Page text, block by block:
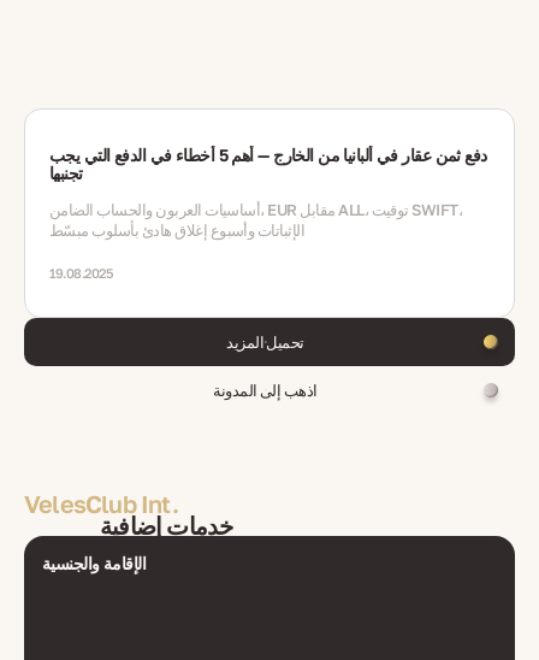
دفع ثمن عقار في ألبانيا من الخارج — أهم 5 أخطاء في الدفع التي يجب
تجنبها
أساسيات العربون والحساب الضامن، EUR مقابل ALL، توقيت SWIFT،
الإثباتات وأسبوع إغلاق هادئ بأسلوب مبسّط
19.08.2025
تحميل المزيد
اذهب إلى المدونة
VelesClub Int.
خدمات إضافية
الإقامة والجنسية